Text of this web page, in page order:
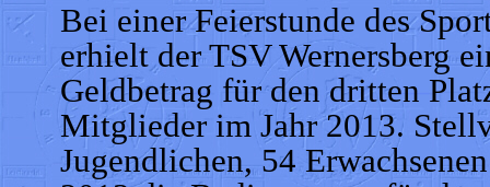
Bei einer Feierstunde des
erhielt der TSV Wernersberg
Geldbetrag für den dritten
Mitglieder im Jahr 2013.
Jugendlichen, 54